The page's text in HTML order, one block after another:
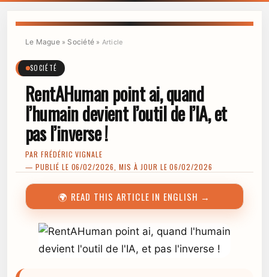
Le Mague» Société» Article
SOCIÉTÉ
RentAHuman point ai, quand
l’humain devient l’outil de l’IA, et
pas l’inverse !
PAR FRÉDÉRIC VIGNALE
— PUBLIÉ LE 06/02/2026, MIS À JOUR LE 06/02/2026
🌍 READ THIS ARTICLE IN ENGLISH →